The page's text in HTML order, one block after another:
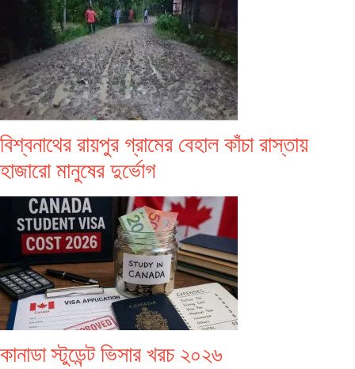
বিশ্বনাথের রায়পুর গ্রামের বেহাল কাঁচা রাস্তায়
হাজারো মানুষের দুর্ভোগ
কানাডা স্টুডেন্ট ভিসার খরচ ২০২৬